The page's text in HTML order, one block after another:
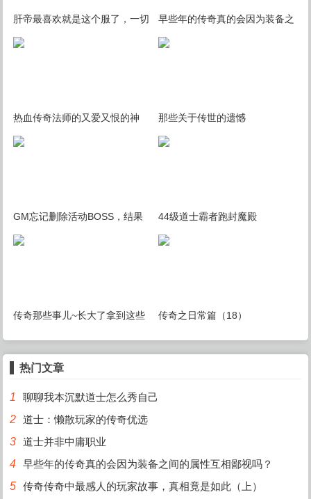
肝帝最喜欢就是这个服了，一切
靠打，花时间就能毕业
早些年的传奇真的会因为装备之
间的属性互相鄙视吗？
热血传奇法师的又爱又恨的神
兵，龙牙！被玩家们戏称为“杂
那些关于传世的遗憾
GM忘记删除活动BOSS，结果
爆了24把屠龙
44级道士霸者跑封魔殿
传奇那些事儿~长大了拿到这些
传奇之日常篇（18）
热门文章
1
聊聊我本沉默道士怎么秀自己
2
道士：懒散玩家的传奇优选
3
道士并非中庸职业
4
早些年的传奇真的会因为装备之间的属性互相鄙视吗？
5
传奇传奇中最感人的玩家故事，真相竟是如此（上）